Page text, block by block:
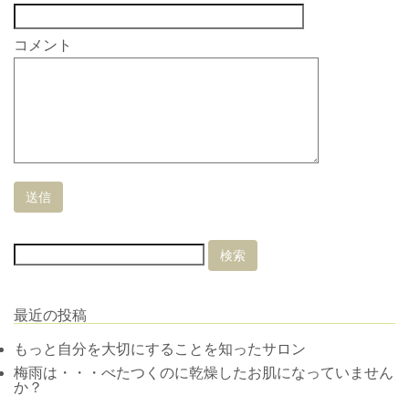
コメント
最近の投稿
もっと自分を大切にすることを知ったサロン
梅雨は・・・べたつくのに乾燥したお肌になっていません
か？